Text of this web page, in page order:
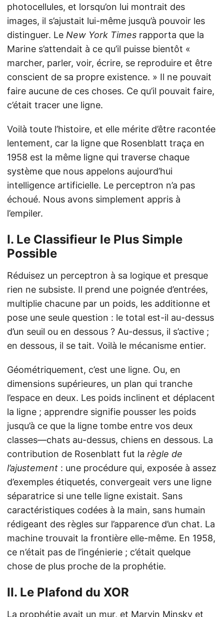
photocellules, et lorsqu’on lui montrait des
images, il s’ajustait lui-même jusqu’à pouvoir les
distinguer. Le New York Times rapporta que la
Marine s’attendait à ce qu’il puisse bientôt «
marcher, parler, voir, écrire, se reproduire et être
conscient de sa propre existence. » Il ne pouvait
faire aucune de ces choses. Ce qu’il pouvait faire,
c’était tracer une ligne.
Voilà toute l’histoire, et elle mérite d’être racontée
lentement, car la ligne que Rosenblatt traça en
1958 est la même ligne qui traverse chaque
système que nous appelons aujourd’hui
intelligence artificielle. Le perceptron n’a pas
échoué. Nous avons simplement appris à
l’empiler.
I. Le Classifieur le Plus Simple
Possible
Réduisez un perceptron à sa logique et presque
rien ne subsiste. Il prend une poignée d’entrées,
multiplie chacune par un poids, les additionne et
pose une seule question : le total est-il au-dessus
d’un seuil ou en dessous ? Au-dessus, il s’active ;
en dessous, il se tait. Voilà le mécanisme entier.
Géométriquement, c’est une ligne. Ou, en
dimensions supérieures, un plan qui tranche
l’espace en deux. Les poids inclinent et déplacent
la ligne ; apprendre signifie pousser les poids
jusqu’à ce que la ligne tombe entre vos deux
classes—chats au-dessus, chiens en dessous. La
contribution de Rosenblatt fut la règle de
l’ajustement : une procédure qui, exposée à assez
d’exemples étiquetés, convergeait vers une ligne
séparatrice si une telle ligne existait. Sans
caractéristiques codées à la main, sans humain
rédigeant des règles sur l’apparence d’un chat. La
machine trouvait la frontière elle-même. En 1958,
ce n’était pas de l’ingénierie ; c’était quelque
chose de plus proche de la prophétie.
II. Le Plafond du XOR
La prophétie avait un mur, et Marvin Minsky et